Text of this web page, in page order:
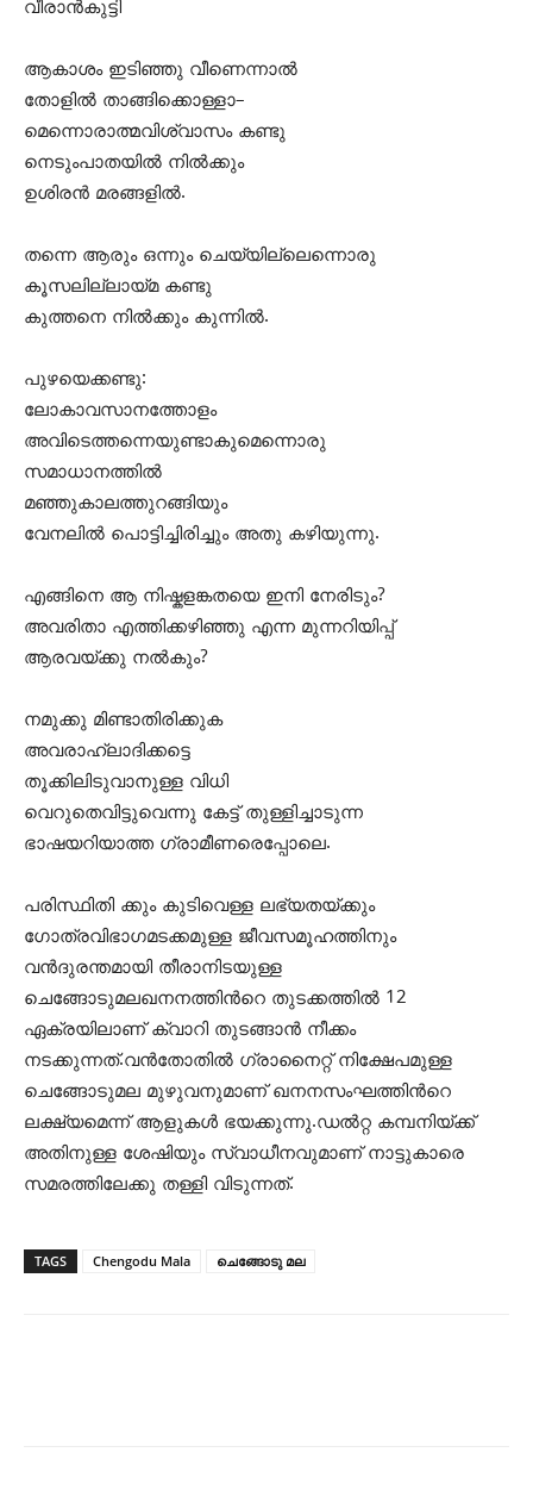
വീരാൻകുട്ടി
ആകാശം ഇടിഞ്ഞു വീണെന്നാൽ
തോളിൽ താങ്ങിക്കൊള്ളാ–
മെന്നൊരാത്മവിശ്വാസം കണ്ടു
നെടുംപാതയിൽ നിൽക്കും
ഉശിരൻ മരങ്ങളിൽ.
തന്നെ ആരും ഒന്നും ചെയ്യില്ലെന്നൊരു
കൂസലില്ലായ്മ കണ്ടു
കുത്തനെ നിൽക്കും കുന്നിൽ.
പുഴയെക്കണ്ടു:
ലോകാവസാനത്തോളം
അവിടെത്തന്നെയുണ്ടാകുമെന്നൊരു
സമാധാനത്തിൽ
മഞ്ഞുകാലത്തുറങ്ങിയും
വേനലിൽ പൊട്ടിച്ചിരിച്ചും അതു കഴിയുന്നു.
എങ്ങിനെ ആ നിഷ്കളങ്കതയെ ഇനി നേരിടും?
അവരിതാ എത്തിക്കഴിഞ്ഞു എന്ന മുന്നറിയിപ്പ്
ആരവയ്ക്കു നൽകും?
നമുക്കു മിണ്ടാതിരിക്കുക
അവരാഹ്ലാദിക്കട്ടെ
തൂക്കിലിടുവാനുള്ള വിധി
വെറുതെവിട്ടുവെന്നു കേട്ട് തുള്ളിച്ചാടുന്ന
ഭാഷയറിയാത്ത ഗ്രാമീണരെപ്പോലെ.
പരിസ്ഥിതി ക്കും കുടിവെള്ള ലഭ്യതയ്ക്കും
ഗോത്രവിഭാഗമടക്കമുള്ള ജീവസമൂഹത്തിനും
വൻദുരന്തമായി തീരാനിടയുള്ള
ചെങ്ങോടുമലഖനനത്തിൻറെ തുടക്കത്തിൽ 12
ഏക്രയിലാണ് ക്വാറി തുടങ്ങാൻ നീക്കം
നടക്കുന്നത്.വൻതോതിൽ ഗ്രാനൈറ്റ് നിക്ഷേപമുള്ള
ചെങ്ങോടുമല മുഴുവനുമാണ് ഖനനസംഘത്തിൻറെ
ലക്ഷ്യമെന്ന് ആളുകള്‍ ഭയക്കുന്നു.ഡൽറ്റ കമ്പനിയ്ക്ക്
അതിനുള്ള ശേഷിയും സ്വാധീനവുമാണ് നാട്ടുകാരെ
സമരത്തിലേക്കു തള്ളി വിടുന്നത്.
TAGS Chengodu Mala ചെങ്ങോടു മല